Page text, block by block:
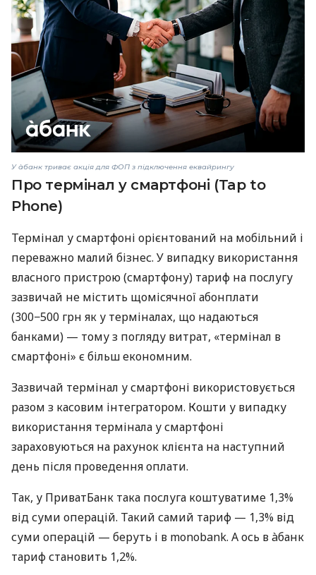
У àбанк триває акція для ФОП з підключення еквайрингу
Про термінал у смартфоні (Tap to
Phone)
Термінал у смартфоні орієнтований на мобільний і
переважно малий бізнес. У випадку використання
власного пристрою (смартфону) тариф на послугу
зазвичай не містить щомісячної абонплати
(300−500 грн як у терміналах, що надаються
банками) — тому з погляду витрат, «термінал в
смартфоні» є більш економним.
Зазвичай термінал у смартфоні використовується
разом з касовим інтегратором. Кошти у випадку
використання термінала у смартфоні
зараховуються на рахунок клієнта на наступний
день після проведення оплати.
Так, у ПриватБанк така послуга коштуватиме 1,3%
від суми операцій. Такий самий тариф — 1,3% від
суми операцій — беруть і в monobank. А ось в àбанк
тариф становить 1,2%.